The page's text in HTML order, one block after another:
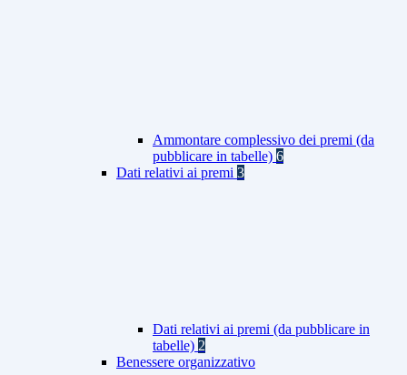
Ammontare complessivo dei premi (da
pubblicare in tabelle) 6
Dati relativi ai premi 3
Dati relativi ai premi (da pubblicare in
tabelle) 2
Benessere organizzativo